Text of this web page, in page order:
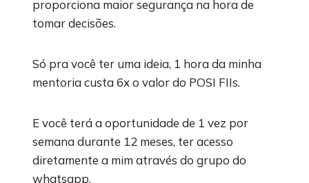
proporciona maior segurança na hora de
tomar decisões.
Só pra você ter uma ideia, 1 hora da minha
mentoria custa 6x o valor do POSI FIIs.
E você terá a oportunidade de 1 vez por
semana durante 12 meses, ter acesso
diretamente a mim através do grupo do
whatsapp.